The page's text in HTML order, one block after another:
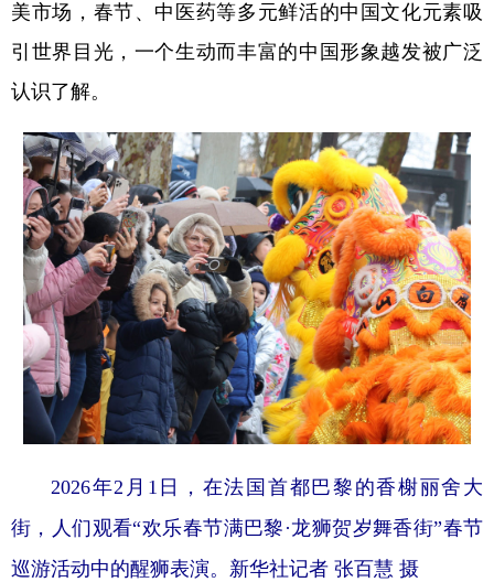
美市场，春节、中医药等多元鲜活的中国文化元素吸
引世界目光，一个生动而丰富的中国形象越发被广泛
认识了解。
2026年2月1日，在法国首都巴黎的香榭丽舍大
街，人们观看“欢乐春节满巴黎·龙狮贺岁舞香街”春节
巡游活动中的醒狮表演。新华社记者 张百慧 摄